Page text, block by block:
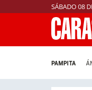
SÁBADO 08
PAMPITA